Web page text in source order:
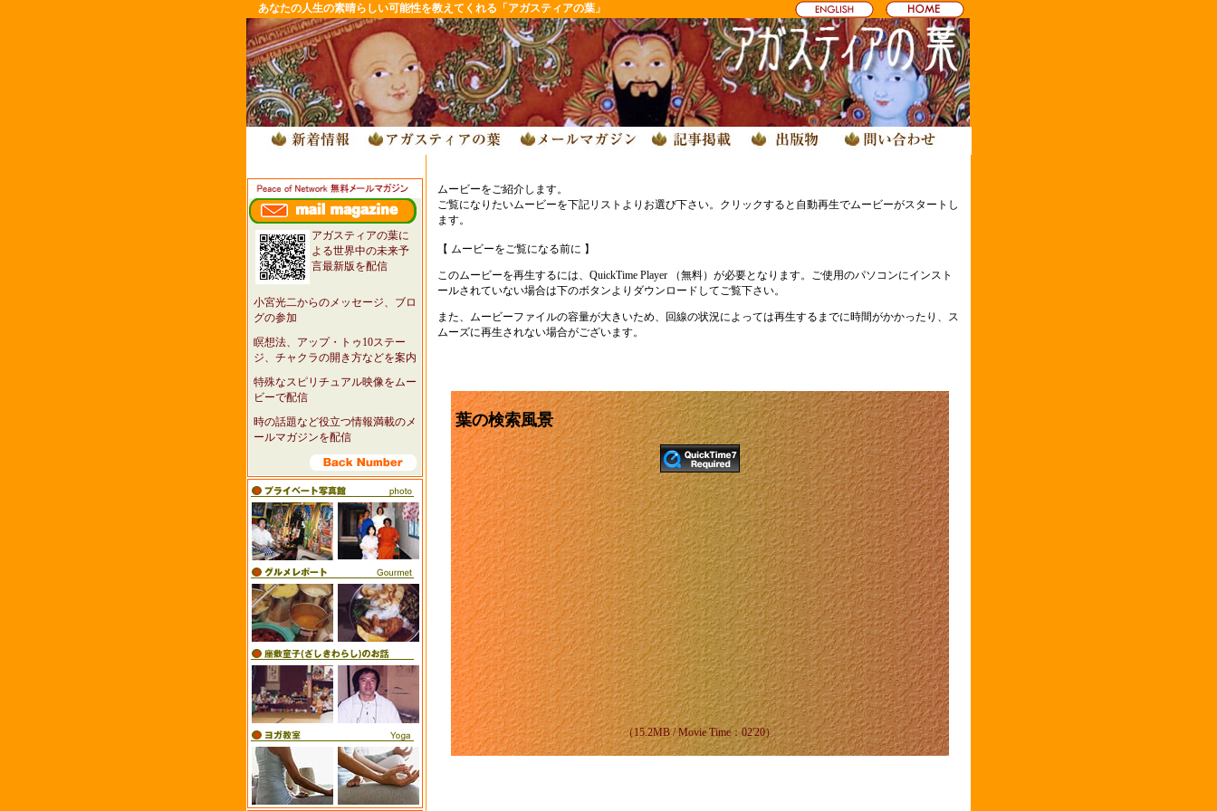
あなたの人生の素晴らしい可能性を教えてくれる「アガスティアの葉」
ムービーをご紹介します。
ご覧になりたいムービーを下記リストよりお選び下さい。クリックすると自動再生でムービーがスタートし
ます。
【 ムービーをご覧になる前に 】
このムービーを再生するには、QuickTime Player （無料）が必要となります。ご使用のパソコンにインスト
ールされていない場合は下のボタンよりダウンロードしてご覧下さい。
また、ムービーファイルの容量が大きいため、回線の状況によっては再生するまでに時間がかかったり、ス
ムーズに再生されない場合がございます。
葉の検索風景
（15.2MB / Movie Time：02'20）
アガスティアの葉に
よる世界中の未来予
言最新版を配信
小宮光二からのメッセージ、ブロ
グの参加
瞑想法、アップ・トゥ10ステー
ジ、チャクラの開き方などを案内
特殊なスピリチュアル映像をムー
ビーで配信
時の話題など役立つ情報満載のメ
ールマガジンを配信